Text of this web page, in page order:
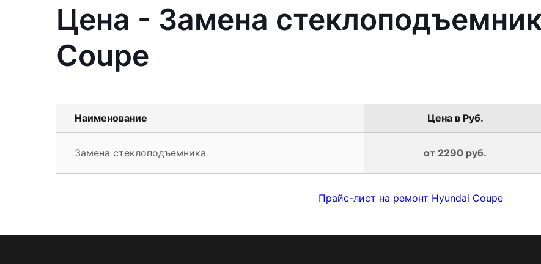
Цена - Замена
Coupe
Наименование Цена в Руб.
Замена стеклоподъемника от 2290 руб.
Прайс-лист на ремонт Hyundai Coupe